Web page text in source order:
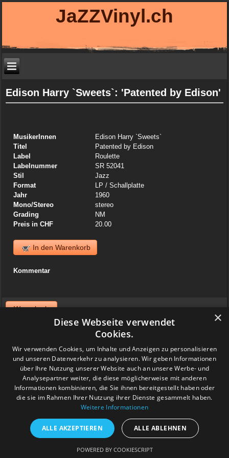
JaZZVinyl.ch
Edison Harry `Sweets`: 'Patented by Edison'
MusikerInnen
Edison Harry `Sweets`
Titel
Patented by Edison
Label
Roulette
Labelnummer
SR 52041
Stil
Jazz
Format
LP / Schallplatte
Jahr
1960
Mono/Stereo
stereo
Grading
NM
Preis in CHF
20.00
In den Warenkorb
Kommentar
Warenkorb
06. April 2025
Jazzvinyl.ch ist am Sonntag 06. April ab 10 Uhr an der
Schallplattenbörse im Volkshaus in Zürich
Wir haben auch einiges aus der Sammlung von Patrick! Ich bringe
viel Dolphy, Art Farmer usw.
Feedback
Copyright © 2014. All Rights Reserved.
×
Diese Webseite verwendet
Cookies.
Wir verwenden Cookies, um Inhalte und Anzeigen zu personalisieren
und unseren Datenverkehr zu analysieren. Wir geben Informationen
über Ihre Nutzung unserer Website auch an unsere Werbe- und
Analysepartner weiter, die diese möglicherweise mit anderen
Informationen kombinieren, die Sie ihnen bereitgestellt haben oder
die sie im Rahmen Ihrer Nutzung ihrer Dienste gesammelt haben.
Weitere Informationen
ALLE AKZEPTIEREN ALLE ABLEHNEN
POWERED BY COOKIESCRIPT